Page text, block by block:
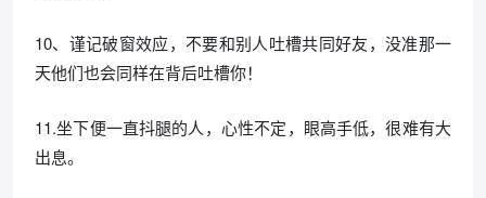
10、谨记破窗效应，不要和别人吐槽共同好友，没准那一
天他们也会同样在背后吐槽你！
11.坐下便一直抖腿的人，心性不定，眼高手低，很难有大
出息。